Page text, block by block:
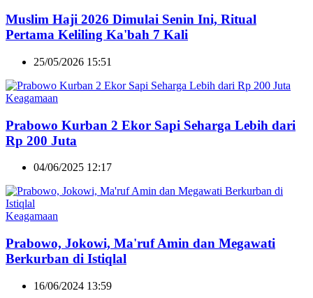
Muslim Haji 2026 Dimulai Senin Ini, Ritual
Pertama Keliling Ka'bah 7 Kali
25/05/2026 15:51
Keagamaan
Prabowo Kurban 2 Ekor Sapi Seharga Lebih dari
Rp 200 Juta
04/06/2025 12:17
Keagamaan
Prabowo, Jokowi, Ma'ruf Amin dan Megawati
Berkurban di Istiqlal
16/06/2024 13:59